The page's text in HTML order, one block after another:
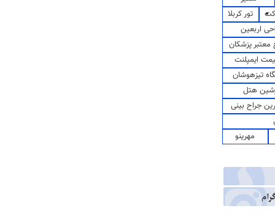
تور کربلا
اربعین
پزشکان
ایمپلنت
تیزهوشان
هتل
جراح بینی
مهرینو